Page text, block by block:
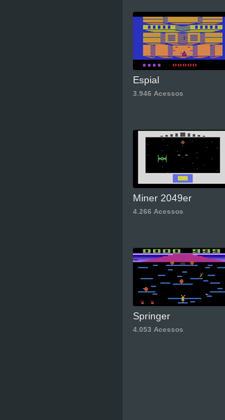
Espial
3.946 Acessos
Miner 2049er
4.266 Acessos
Springer
4.053 Acessos